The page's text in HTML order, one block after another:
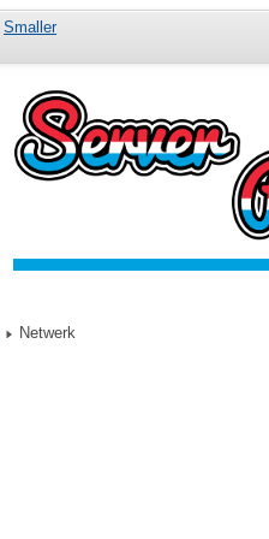
Smaller
Netwerk